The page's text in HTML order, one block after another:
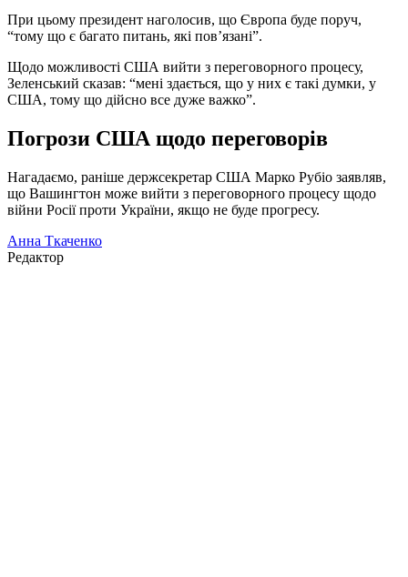
При цьому президент наголосив, що Європа буде поруч,
“тому що є багато питань, які пов’язані”.
Щодо можливості США вийти з переговорного процесу,
Зеленський сказав: “мені здається, що у них є такі думки, у
США, тому що дійсно все дуже важко”.
Погрози США щодо переговорів
Нагадаємо, раніше держсекретар США Марко Рубіо заявляв,
що Вашингтон може вийти з переговорного процесу щодо
війни Росії проти України, якщо не буде прогресу.
Анна Ткаченко
Редактор